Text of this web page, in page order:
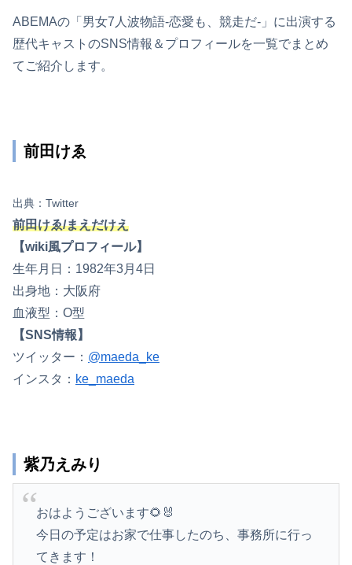
ABEMAの「男女7人波物語-恋愛も、競走だ-」に出演する
歴代キャストのSNS情報＆プロフィールを一覧でまとめ
てご紹介します。
前田けゑ
出典：Twitter
前田けゑ/まえだけえ
【wiki風プロフィール】
生年月日：1982年3月4日
出身地：大阪府
血液型：O型
【SNS情報】
ツイッター： @maeda_ke
インスタ： ke_maeda
紫乃えみり
おはようございます🌻🐰
今日の予定はお家で仕事したのち、事務所に行っ
てきます！